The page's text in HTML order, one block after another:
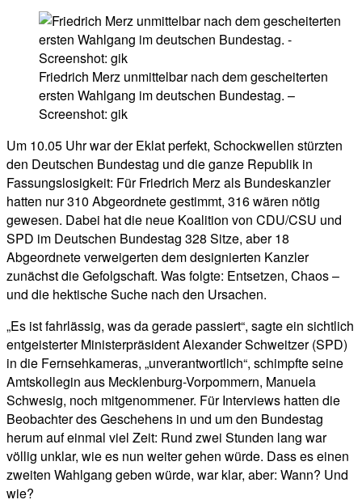
Friedrich Merz unmittelbar nach dem gescheiterten
ersten Wahlgang im deutschen Bundestag. –
Screenshot: gik
Um 10.05 Uhr war der Eklat perfekt, Schockwellen stürzten
den Deutschen Bundestag und die ganze Republik in
Fassungslosigkeit: Für Friedrich Merz als Bundeskanzler
hatten nur 310 Abgeordnete gestimmt, 316 wären nötig
gewesen. Dabei hat die neue Koalition von CDU/CSU und
SPD im Deutschen Bundestag 328 Sitze, aber 18
Abgeordnete verweigerten dem designierten Kanzler
zunächst die Gefolgschaft. Was folgte: Entsetzen, Chaos –
und die hektische Suche nach den Ursachen.
„Es ist fahrlässig, was da gerade passiert“, sagte ein sichtlich
entgeisterter Ministerpräsident Alexander Schweitzer (SPD)
in die Fernsehkameras, „unverantwortlich“, schimpfte seine
Amtskollegin aus Mecklenburg-Vorpommern, Manuela
Schwesig, noch mitgenommener. Für Interviews hatten die
Beobachter des Geschehens in und um den Bundestag
herum auf einmal viel Zeit: Rund zwei Stunden lang war
völlig unklar, wie es nun weiter gehen würde. Dass es einen
zweiten Wahlgang geben würde, war klar, aber: Wann? Und
wie?